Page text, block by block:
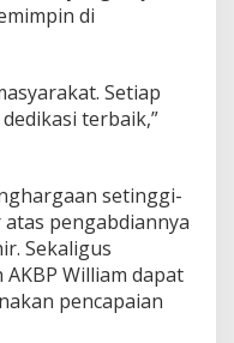
di
Setiap
terbaik,”
setinggi-
pengabdiannya
Sekaligus
William dapat
pencapaian